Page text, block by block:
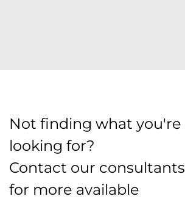
Not finding what you're
looking for?
Contact our consultants
for more available